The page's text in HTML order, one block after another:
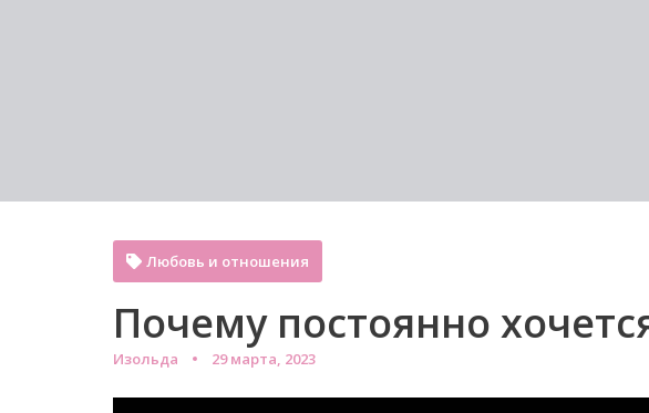
Почему постоянно
Изольда 29 марта, 2023
Любовь и отношения